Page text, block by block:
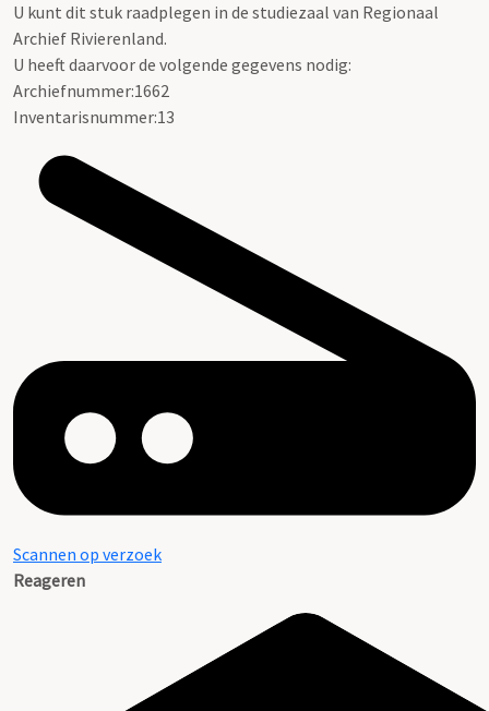
U kunt dit stuk raadplegen in de studiezaal van Regionaal
Archief Rivierenland.
U heeft daarvoor de volgende gegevens nodig:
Archiefnummer:1662
Inventarisnummer:13
Scannen op verzoek
Reageren